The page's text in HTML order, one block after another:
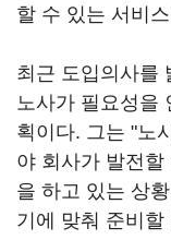
할 수 있는 서비
최근 도입의사를
노사가 필요성을
획이다. 그는 "노
야 회사가 발전
을 하고 있는 상
기에 맞춰 준비